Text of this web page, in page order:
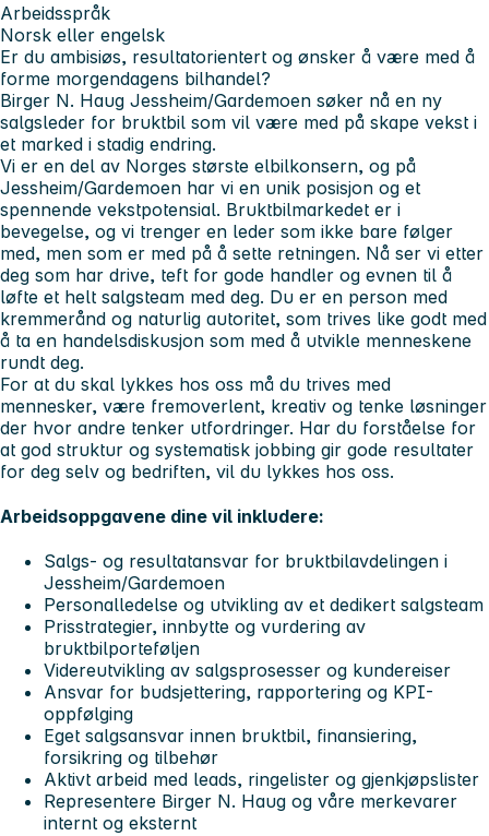
Arbeidsspråk
Norsk eller engelsk
Er du ambisiøs, resultatorientert og ønsker å være med å
forme morgendagens bilhandel?
Birger N. Haug Jessheim/Gardemoen søker nå en ny
salgsleder for bruktbil som vil være med på skape vekst i
et marked i stadig endring.
Vi er en del av Norges største elbilkonsern, og på
Jessheim/Gardemoen har vi en unik posisjon og et
spennende vekstpotensial. Bruktbilmarkedet er i
bevegelse, og vi trenger en leder som ikke bare følger
med, men som er med på å sette retningen. Nå ser vi etter
deg som har drive, teft for gode handler og evnen til å
løfte et helt salgsteam med deg. Du er en person med
kremmerånd og naturlig autoritet, som trives like godt med
å ta en handelsdiskusjon som med å utvikle menneskene
rundt deg.
For at du skal lykkes hos oss må du trives med
mennesker, være fremoverlent, kreativ og tenke løsninger
der hvor andre tenker utfordringer. Har du forståelse for
at god struktur og systematisk jobbing gir gode resultater
for deg selv og bedriften, vil du lykkes hos oss.
Arbeidsoppgavene dine vil inkludere:
Salgs- og resultatansvar for bruktbilavdelingen i
Jessheim/Gardemoen
Personalledelse og utvikling av et dedikert salgsteam
Prisstrategier, innbytte og vurdering av
bruktbilporteføljen
Videreutvikling av salgsprosesser og kundereiser
Ansvar for budsjettering, rapportering og KPI-
oppfølging
Eget salgsansvar innen bruktbil, finansiering,
forsikring og tilbehør
Aktivt arbeid med leads, ringelister og gjenkjøpslister
Representere Birger N. Haug og våre merkevarer
internt og eksternt